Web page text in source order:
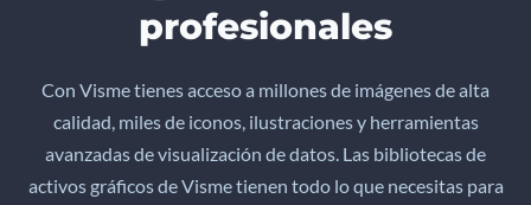
profesionales
Con Visme tienes acceso a millones de imágenes de alta
calidad, miles de iconos, ilustraciones y herramientas
avanzadas de visualización de datos. Las bibliotecas de
activos gráficos de Visme tienen todo lo que necesitas para